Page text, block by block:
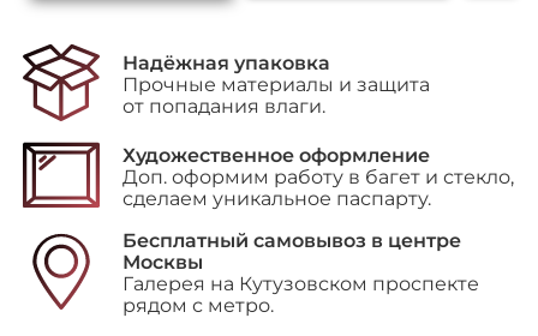
Количество
"Портрет
Пинкевича",
1921
Надёжная упаковка
Прочные материалы и защита
от попадания влаги.
Художественное оформление
Доп. оформим работу в багет и стекло,
сделаем уникальное паспарту.
Бесплатный самовывоз в центре
Москвы
Галерея на Кутузовском проспекте
рядом с метро.